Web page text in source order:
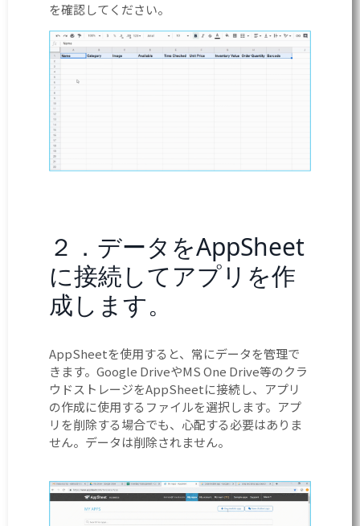
を確認してください。
２．データをAppSheet
に接続してアプリを作
成します。
AppSheetを使用すると、常にデータを管理で
きます。Google DriveやMS One Drive等のクラ
ウドストレージをAppSheetに接続し、アプリ
の作成に使用するファイルを選択します。アプ
リを削除する場合でも、心配する必要はありま
せん。データは削除されません。